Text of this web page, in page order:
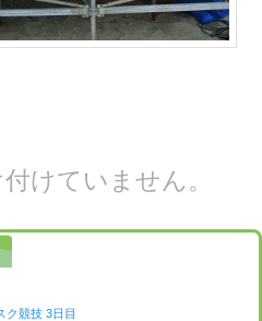
けていません。
ク競技 3日目